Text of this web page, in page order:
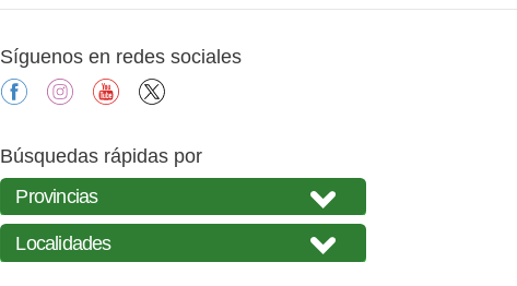
Síguenos en redes sociales
facebookinstagramyoutube
Búsquedas rápidas por